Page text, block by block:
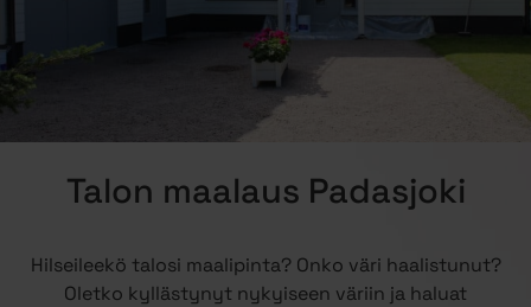
Talon maalaus Padasjoki
Hilseileekö talosi maalipinta? Onko väri haalistunut?
Oletko kyllästynyt nykyiseen väriin ja haluat